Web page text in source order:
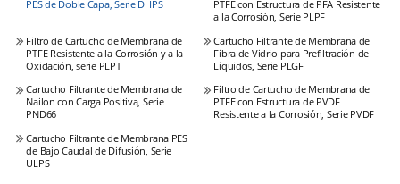
PES de Doble Capa, Serie DHPS
PTFE con Estructura de PFA Resistente
a la Corrosión, Serie PLPF
Filtro de Cartucho de Membrana de
PTFE Resistente a la Corrosión y a la
Oxidación, serie PLPT
Cartucho Filtrante de Membrana de
Fibra de Vidrio para Prefiltración de
Líquidos, Serie PLGF
Cartucho Filtrante de Membrana de
Nailon con Carga Positiva, Serie
PND66
Filtro de Cartucho de Membrana de
PTFE con Estructura de PVDF
Resistente a la Corrosión, Serie PVDF
Cartucho Filtrante de Membrana PES
de Bajo Caudal de Difusión, Serie
ULPS